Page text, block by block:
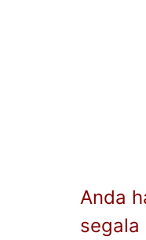
Anda
segala